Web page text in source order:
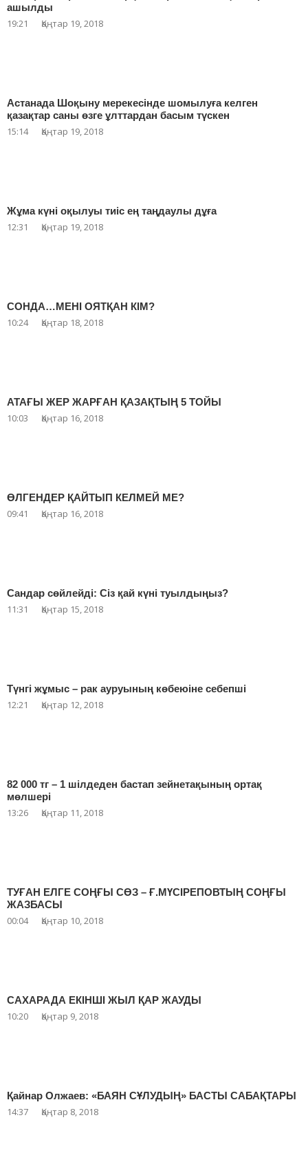
ашылды
19:21 Қаңтар 19, 2018
Астанада Шоқыну мерекесінде шомылуға келген
қазақтар саны өзге ұлттардан басым түскен
15:14 Қаңтар 19, 2018
Жұма күні оқылуы тиіс ең таңдаулы дұға
12:31 Қаңтар 19, 2018
СОНДА…МЕНІ ОЯТҚАН КІМ?
10:24 Қаңтар 18, 2018
АТАҒЫ ЖЕР ЖАРҒАН ҚАЗАҚТЫҢ 5 ТОЙЫ
10:03 Қаңтар 16, 2018
ӨЛГЕНДЕР ҚАЙТЫП КЕЛМЕЙ МЕ?
09:41 Қаңтар 16, 2018
Сандар сөйлейді: Сіз қай күні туылдыңыз?
11:31 Қаңтар 15, 2018
Түнгі жұмыс – рак ауруының көбеюіне себепші
12:21 Қаңтар 12, 2018
82 000 тг – 1 шілдеден бастап зейнетақының ортақ
мөлшері
13:26 Қаңтар 11, 2018
ТУҒАН ЕЛГЕ СОҢҒЫ СӨЗ – Ғ.МҮСІРЕПОВТЫҢ СОҢҒЫ
ЖАЗБАСЫ
00:04 Қаңтар 10, 2018
САХАРАДА ЕКІНШІ ЖЫЛ ҚАР ЖАУДЫ
10:20 Қаңтар 9, 2018
Қайнар Олжаев: «БАЯН СҰЛУДЫҢ» БАСТЫ САБАҚТАРЫ
14:37 Қаңтар 8, 2018